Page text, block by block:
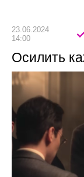
23.06.2024
14:00
Осилить